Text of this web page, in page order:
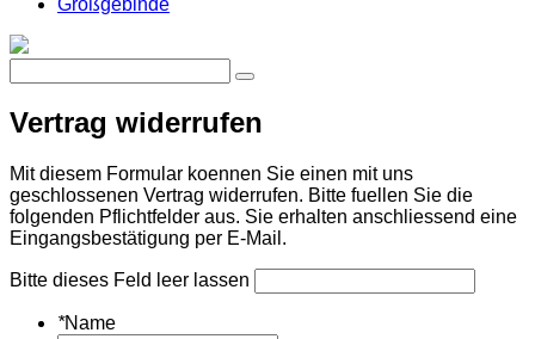
Vertrag widerrufen
Mit diesem Formular koennen Sie einen mit uns
geschlossenen Vertrag widerrufen. Bitte fuellen Sie die
folgenden Pflichtfelder aus. Sie erhalten anschliessend eine
Eingangsbestätigung per E-Mail.
Bitte dieses Feld leer lassen
*Name